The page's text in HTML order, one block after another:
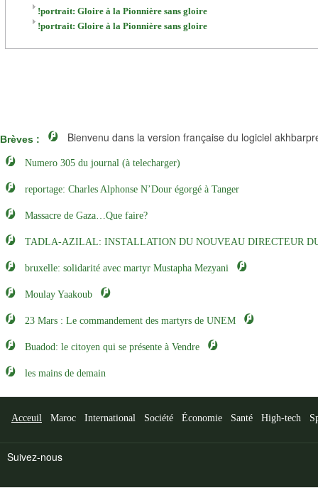
portrait: Gloire à la Pionnière sans gloire!
portrait: Gloire à la Pionnière sans gloire!
Brèves : Bienvenu dans la version française du logiciel
Numero 305 du journal (à telecharger)
reportage: Charles Alphonse N’Dour égorgé à Tanger
Massacre de Gaza…Que faire?
TADLA-AZILAL: INSTALLATION DU NOUVEAU DIRECTEUR
bruxelle: solidarité avec martyr Mustapha Mezyani
Moulay Yaakoub
23 Mars : Le commandement des martyrs de UNEM
Buadod: le citoyen qui se présente à Vendre
les mains de demain
Acceuil Maroc International Société Économie Santé High-tech
Suivez-nous